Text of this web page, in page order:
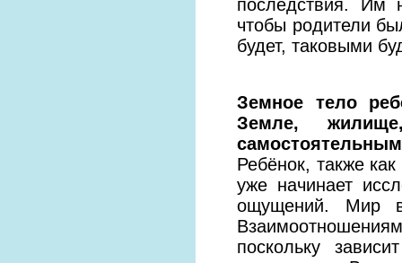
последствия. Им
чтобы родители
будет, таковыми
Земное тело
Земле,
Ребёнок, также
уже начинает
ощущений. Мир
поскольку